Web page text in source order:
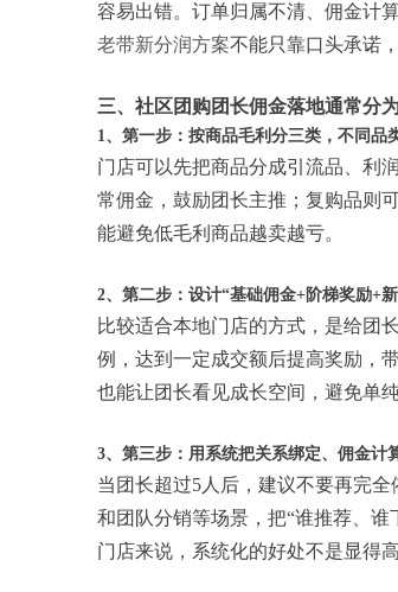
容易出错。订单归属不清、佣金计
老带新分润方案不能只靠口头承诺
三、社区团购团长佣金落地通常分
1、第一步：按商品毛利分三类，不同品
门店可以先把商品分成引流品、利
常佣金，鼓励团长主推；复购品则
能避免低毛利商品越卖越亏。
2、第二步：设计“基础佣金+阶梯奖励+
比较适合本地门店的方式，是给团
例，达到一定成交额后提高奖励，
也能让团长看见成长空间，避免单
3、第三步：用系统把关系绑定、佣金计
当团长超过5人后，建议不要再完
和团队分销等场景，把“谁推荐、
门店来说，系统化的好处不是显得